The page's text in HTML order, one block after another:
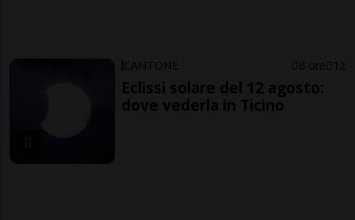
CANTONE 8 ore 12
Eclissi solare del 12 agosto:
dove vederla in Ticino